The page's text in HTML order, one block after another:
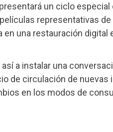
un ciclo
representativas
en una restauración digital
a instalar una
de circulación de nuevas
en los modos de